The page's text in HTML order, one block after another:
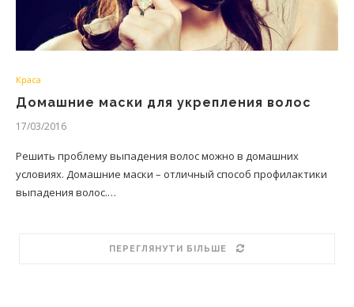
Краса
Домашние маски для укрепления волос
17/03/2016
Решить проблему выпадения волос можно в домашних
условиях. Домашние маски – отличный способ профилактики
выпадения волос.…
ПЕРЕГЛЯНУТИ БІЛЬШЕ